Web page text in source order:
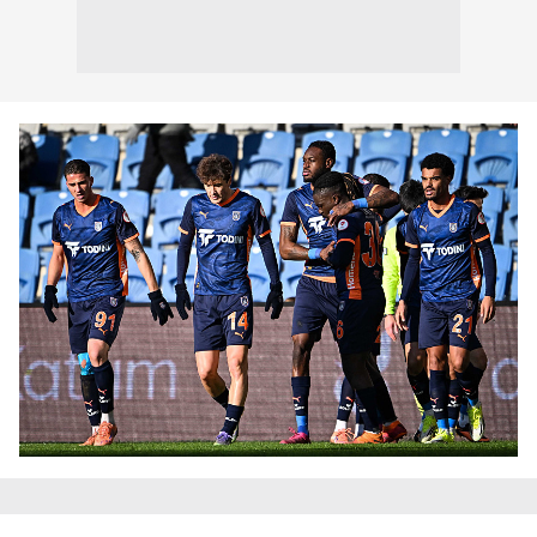
Metnimiziziyaret edebilirsiniz.
6698 sayılı Kişisel Verilerin Korunması Kanunu uyarınca
hazırlanmış Aydınlatma Metnimizi okumak ve sitemizde
ilgili mevzuata uygun olarak kullanılan çerezlerle ilgili bilgi
almak için lütfentıklayınız.